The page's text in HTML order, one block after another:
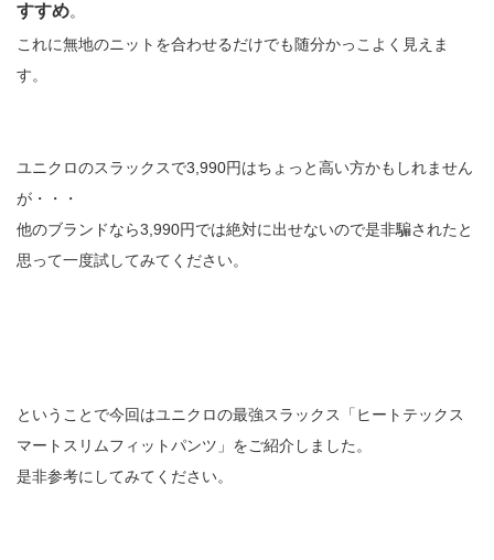
すすめ。
これに無地のニットを合わせるだけでも随分かっこよく見えま
す。
ユニクロのスラックスで3,990円はちょっと高い方かもしれません
が・・・
他のブランドなら3,990円では絶対に出せないので是非騙されたと
思って一度試してみてください。
ということで今回はユニクロの最強スラックス「ヒートテックス
マートスリムフィットパンツ」をご紹介しました。
是非参考にしてみてください。